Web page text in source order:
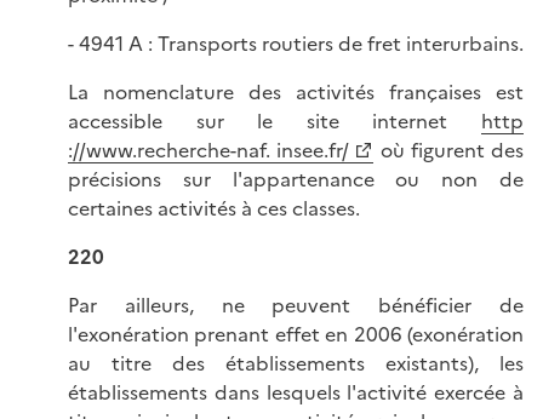
- 4941 A : Transports routiers de fret interurbains.
La nomenclature des activités françaises est
accessible sur le site internet http
://www.recherche-naf. insee.fr/
où figurent des
précisions sur l'appartenance ou non de
certaines activités à ces classes.
220
Par ailleurs, ne peuvent bénéficier de
l'exonération prenant effet en 2006 (exonération
au titre des établissements existants), les
établissements dans lesquels l'activité exercée à